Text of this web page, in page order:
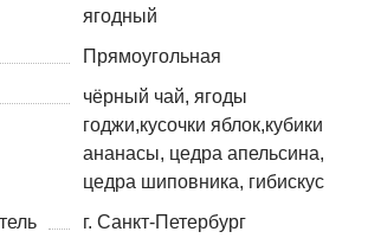
ягодный
Прямоугольная
чёрный чай, ягоды
годжи,кусочки яблок,кубики
ананасы, цедра апельсина,
цедра шиповника, гибискус
г. Санкт-Петербург